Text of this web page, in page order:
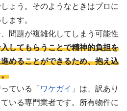
ょう。そのようなときはプロに
ます。
問題が複雑化してしまう可能性
してもらうことで精神的負担を
めることができるため、抱え込
ている「 ワケガイ 」は、訳あり
いる専門業者です。所有物件に